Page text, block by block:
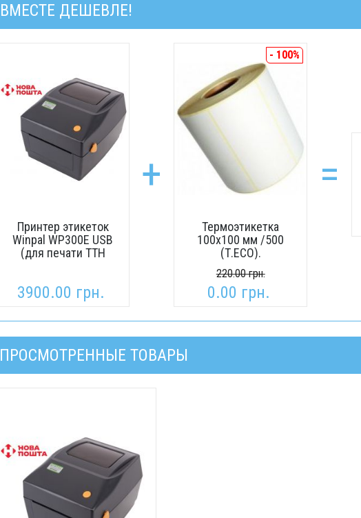
ВМЕСТЕ ДЕШЕВЛЕ!
Принтер этикеток
Winpal WP300E USB
(для печати ТТН
3900.00 грн.
+
- 100%
Термоэтикетка
100х100 мм /500
(Т.ЕСО).
220.00 грн.
0.00 грн.
=
ПРОСМОТРЕННЫЕ ТОВАРЫ